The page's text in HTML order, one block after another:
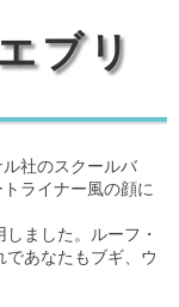
ブリ
ライナー風の顔に
ました。ルーフ・
あなたもブギ、ウ